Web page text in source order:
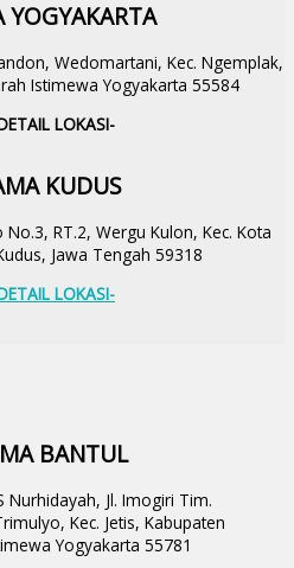
Wedomartani, Kec. Ngemplak,
Istimewa Yogyakarta 55584
LOKASI-
KUDUS
RT.2, Wergu Kulon, Kec. Kota
Jawa Tengah 59318
LOKASI-
BANTUL
Nurhidayah, Jl. Imogiri Tim.
Kec. Jetis, Kabupaten
Yogyakarta 55781